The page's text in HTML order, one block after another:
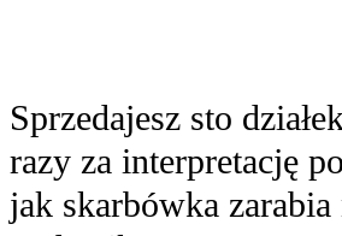
Sprzedajesz sto
razy za interpretację
jak skarbówka zarabia